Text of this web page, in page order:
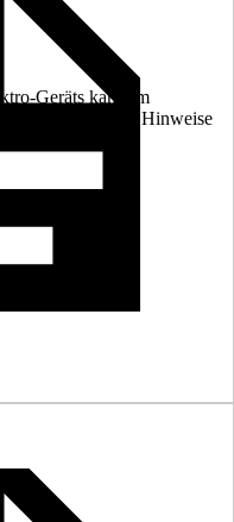
Geräts kann im
Bitte beachte die Hinweise